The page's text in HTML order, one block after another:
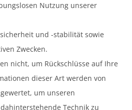
Nutzung unserer
und -stabilität sowie
Zwecken.
nicht, um Rückschlüsse auf Ihre
dieser Art werden von
um unseren
Technik zu